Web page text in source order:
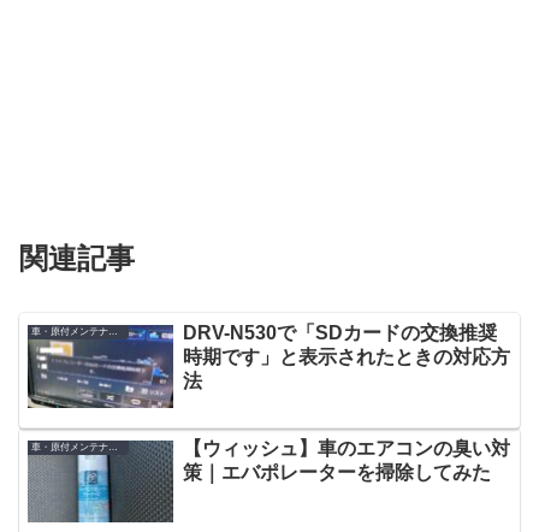
関連記事
車・原付メンテナンス
DRV-N530で「SDカードの交換推奨
時期です」と表示されたときの対応方
法
車・原付メンテナンス
【ウィッシュ】車のエアコンの臭い対
策｜エバポレーターを掃除してみた